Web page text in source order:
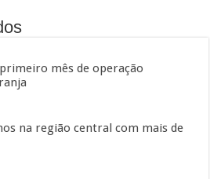
mês de operação
na região central com mais de